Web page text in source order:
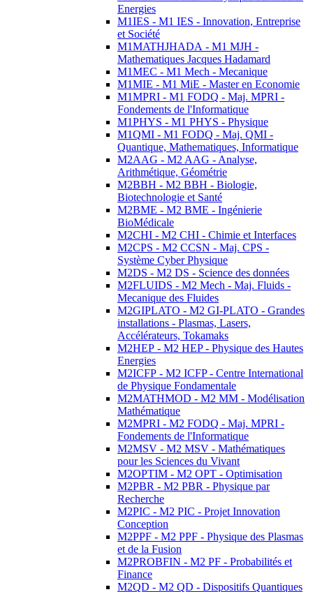
Energies
M1IES - M1 IES - Innovation, Entreprise
et Société
M1MATHJHADA - M1 MJH -
Mathematiques Jacques Hadamard
M1MEC - M1 Mech - Mecanique
M1MIE - M1 MiE - Master en Economie
M1MPRI - M1 FODQ - Maj. MPRI -
Fondements de l'Informatique
M1PHYS - M1 PHYS - Physique
M1QMI - M1 FODQ - Maj. QMI -
Quantique, Mathematiques, Informatique
M2AAG - M2 AAG - Analyse,
Arithmétique, Géométrie
M2BBH - M2 BBH - Biologie,
Biotechnologie et Santé
M2BME - M2 BME - Ingénierie
BioMédicale
M2CHI - M2 CHI - Chimie et Interfaces
M2CPS - M2 CCSN - Maj. CPS -
Système Cyber Physique
M2DS - M2 DS - Science des données
M2FLUIDS - M2 Mech - Maj. Fluids -
Mecanique des Fluides
M2GIPLATO - M2 GI-PLATO - Grandes
installations - Plasmas, Lasers,
Accélérateurs, Tokamaks
M2HEP - M2 HEP - Physique des Hautes
Energies
M2ICFP - M2 ICFP - Centre International
de Physique Fondamentale
M2MATHMOD - M2 MM - Modélisation
Mathématique
M2MPRI - M2 FODQ - Maj. MPRI -
Fondements de l'Informatique
M2MSV - M2 MSV - Mathématiques
pour les Sciences du Vivant
M2OPTIM - M2 OPT - Optimisation
M2PBR - M2 PBR - Physique par
Recherche
M2PIC - M2 PIC - Projet Innovation
Conception
M2PPF - M2 PPF - Physique des Plasmas
et de la Fusion
M2PROBFIN - M2 PF - Probabilités et
Finance
M2QD - M2 QD - Dispositifs Quantiques